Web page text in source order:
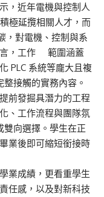
，近年電機與控制人
極延攬相關人才，而
， 對電機、控制與系
，工作
範圍涵蓋
PLC 系統等龐大且複
接觸的實務內容。
前發掘具潛力的工程
、工作流程與團隊氛
雙向選擇。學生在正
業後即可縮短銜接時
業成績，更看重學生
任感，以及對新科技